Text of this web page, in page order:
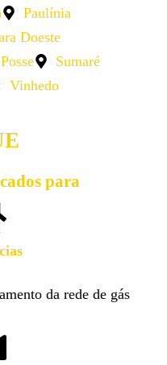
Paulínia
Doeste
Sumaré
Vinhedo
para
da rede de gás